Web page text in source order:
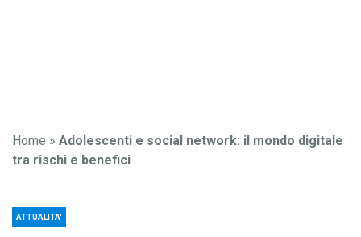
Home » Adolescenti e social network: il mondo digitale
tra rischi e benefici
ATTUALITA'